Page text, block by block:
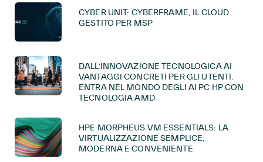
CYBER UNIT: CYBERFRAME, IL CLOUD
GESTITO PER MSP
DALL’INNOVAZIONE TECNOLOGICA AI
VANTAGGI CONCRETI PER GLI UTENTI.
ENTRA NEL MONDO DEGLI AI PC HP CON
TECNOLOGIA AMD
HPE MORPHEUS VM ESSENTIALS: LA
VIRTUALIZZAZIONE SEMPLICE,
MODERNA E CONVENIENTE